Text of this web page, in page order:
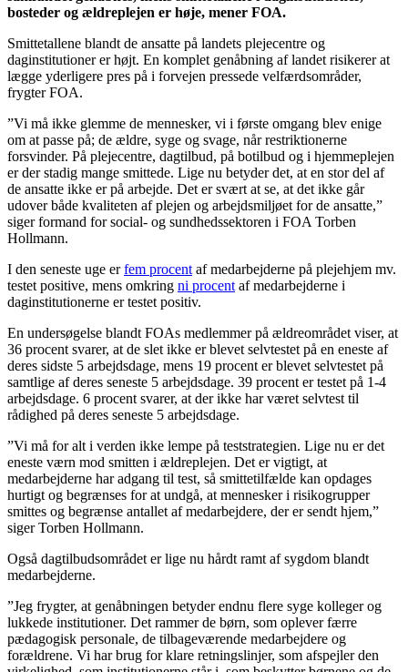
bosteder og ældreplejen er høje, mener FOA.
Smittetallene blandt de ansatte på landets plejecentre og
daginstitutioner er højt. En komplet genåbning af landet risikerer at
lægge yderligere pres på i forvejen pressede velfærdsområder,
frygter FOA.
”Vi må ikke glemme de mennesker, vi i første omgang blev enige
om at passe på; de ældre, syge og svage, når restriktionerne
forsvinder. På plejecentre, dagtilbud, på botilbud og i hjemmeplejen
er der stadig mange smittede. Lige nu betyder det, at en stor del af
de ansatte ikke er på arbejde. Det er svært at se, at det ikke går
udover både kvaliteten af plejen og arbejdsmiljøet for de ansatte,”
siger formand for social- og sundhedssektoren i FOA Torben
Hollmann.
I den seneste uge erfem procent af medarbejderne på plejehjem mv.
testet positive, mens omkring ni procent af medarbejderne i
daginstitutionerne er testet positiv.
En undersøgelse blandt FOAs medlemmer på ældreområdet viser, at
36 procent svarer, at de slet ikke er blevet selvtestet på en eneste af
deres sidste 5 arbejdsdage, mens 19 procent er blevet selvtestet på
samtlige af deres seneste 5 arbejdsdage. 39 procent er testet på 1-4
arbejdsdage. 6 procent svarer, at der ikke har været selvtest til
rådighed på deres seneste 5 arbejdsdage.
”Vi må for alt i verden ikke lempe på teststrategien. Lige nu er det
eneste værn mod smitten i ældreplejen. Det er vigtigt, at
medarbejderne har adgang til test, så smittetilfælde kan opdages
hurtigt og begrænses for at undgå, at mennesker i risikogrupper
smittes og begrænse antallet af medarbejdere, der er sendt hjem,”
siger Torben Hollmann.
Også dagtilbudsområdet er lige nu hårdt ramt af sygdom blandt
medarbejderne.
”Jeg frygter, at genåbningen betyder endnu flere syge kolleger og
lukkede institutioner. Det rammer de børn, som oplever færre
pædagogisk personale, de tilbageværende medarbejdere og
forældrene. Vi har brug for klare retningslinjer, som afspejler den